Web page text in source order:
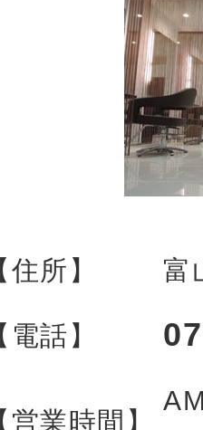
住所】 富
電話】
営業時間】